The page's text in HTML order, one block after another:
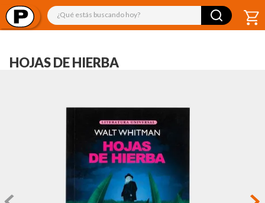
¿Qué estás buscando hoy?
HOJAS DE HIERBA